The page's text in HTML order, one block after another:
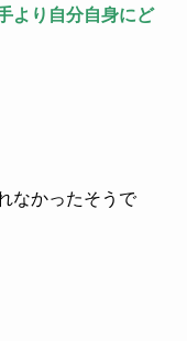
より自分自身にど
なかったそうで